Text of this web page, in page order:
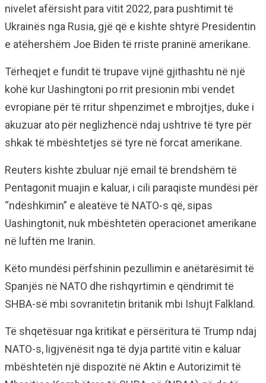
nivelet afërsisht para vitit 2022, para pushtimit të
Ukrainës nga Rusia, gjë që e kishte shtyrë Presidentin
e atëhershëm Joe Biden të rriste praninë amerikane.
Tërheqjet e fundit të trupave vijnë gjithashtu në një
kohë kur Uashingtoni po rrit presionin mbi vendet
evropiane për të rritur shpenzimet e mbrojtjes, duke i
akuzuar ato për neglizhencë ndaj ushtrive të tyre për
shkak të mbështetjes së tyre në forcat amerikane.
Reuters kishte zbuluar një email të brendshëm të
Pentagonit muajin e kaluar, i cili paraqiste mundësi për
“ndëshkimin” e aleatëve të NATO-s që, sipas
Uashingtonit, nuk mbështetën operacionet amerikane
në luftën me Iranin.
Këto mundësi përfshinin pezullimin e anëtarësimit të
Spanjës në NATO dhe rishqyrtimin e qëndrimit të
SHBA-së mbi sovranitetin britanik mbi Ishujt Falkland.
Të shqetësuar nga kritikat e përsëritura të Trump ndaj
NATO-s, ligjvënësit nga të dyja partitë vitin e kaluar
mbështetën një dispozitë në Aktin e Autorizimit të